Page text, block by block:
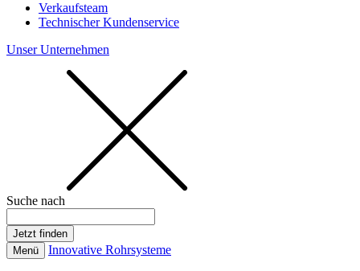
Verkaufsteam
Technischer Kundenservice
Unser Unternehmen
Suche nach
Menü Innovative Rohrsysteme